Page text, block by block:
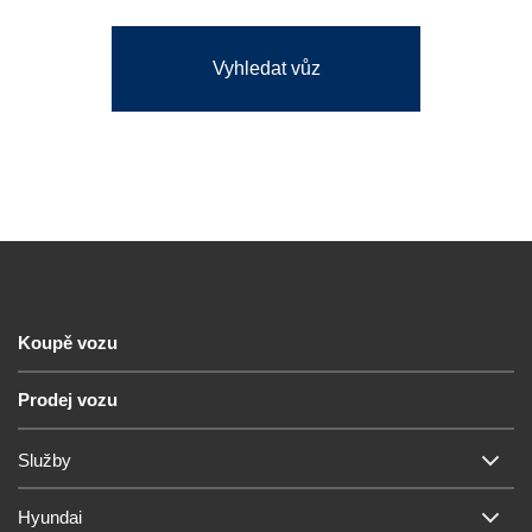
Vyhledat vůz
Koupě vozu
Prodej vozu
Služby
Hyundai